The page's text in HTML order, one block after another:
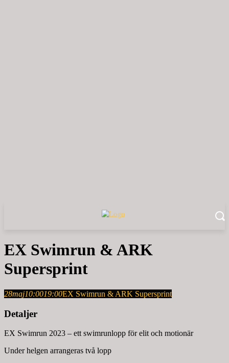
EX Swimrun & ARK
Supersprint
28maj10:0019:00EX Swimrun & ARK Supersprint
Detaljer
EX Swimrun 2023 – ett swimrunlopp för elit och motionär
Under helgen arrangeras två lopp